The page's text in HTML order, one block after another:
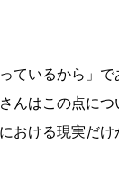
ているから」
んはこの点に
おける現実だ